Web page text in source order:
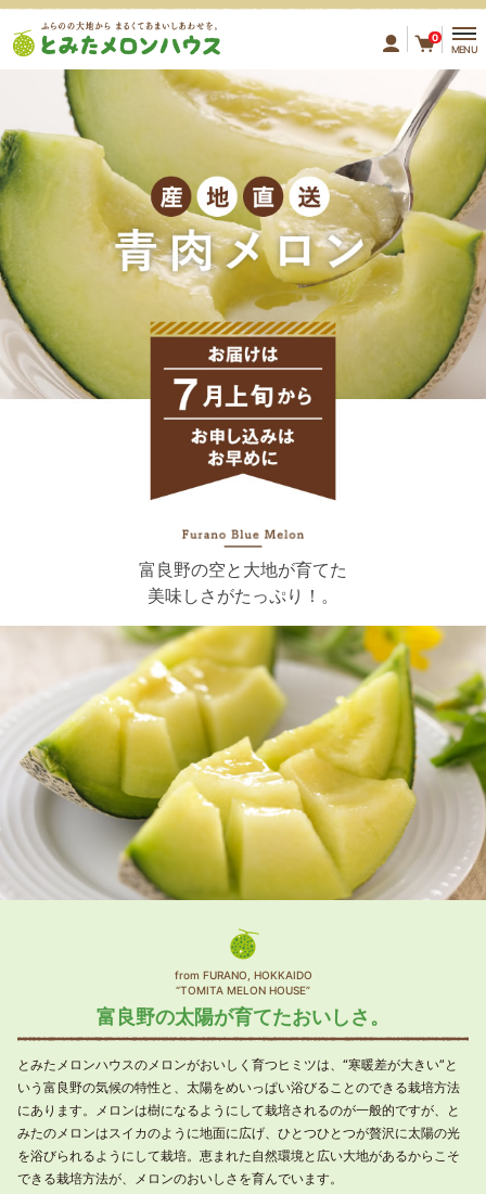
ふらのの大地から まるくて
0
MENU
富良野の空と大地が育てた
美味しさがたっぷり！。
from FURANO, HOKKAIDO
“TOMITA MELON HOUSE”
富良野の太陽が育てたおいしさ。
とみたメロンハウスのメロンがおいしく育つヒミツは、“寒暖差が大きい”と
いう富良野の気候の特性と、太陽をめいっぱい浴びることのできる栽培方法
にあります。メロンは樹になるようにして栽培されるのが一般的ですが、と
みたのメロンはスイカのように地面に広げ、ひとつひとつが贅沢に太陽の光
を浴びられるようにして栽培。恵まれた自然環境と広い大地があるからこそ
できる栽培方法が、メロンのおいしさを育んでいます。